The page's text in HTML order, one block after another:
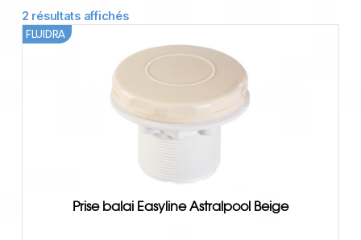
2 résultats affichés
Prise balai Easyline Astralpool Beige
FLUIDRA